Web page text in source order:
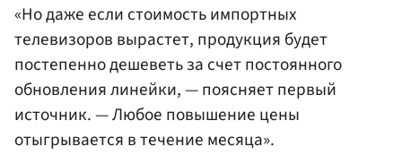
«Но даже если стоимость импортных
телевизоров вырастет, продукция будет
постепенно дешеветь за счет постоянного
обновления линейки, — поясняет первый
источник. — Любое повышение цены
отыгрывается в течение месяца».